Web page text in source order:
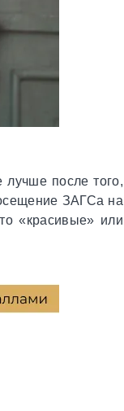
лучше после того,
ЗАГСа на
«красивые» или